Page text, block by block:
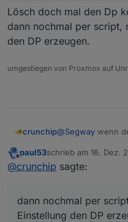
Lösch doch mal den Dp
dann nochmal per script,
den DP erzeugen.
umgestiegen von Proxmox auf
crunchip@Segway wenn
funktionierte, weil
hattest im Script.
paul53schrieb am 16. Dez.
zuletzt editiert von
@crunchip sagte:
dann nochmal per
Einstellung den DP